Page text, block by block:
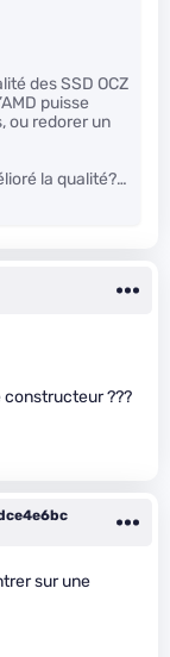
des SSD OCZ
puisse
ou redorer un
la qualité?…
constructeur ???
sur une